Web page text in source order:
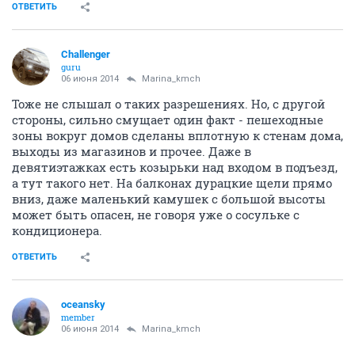
ОТВЕТИТЬ
Challenger
guru
06 июня 2014 Marina_kmch
Тоже не слышал о таких разрешениях. Но, с другой
стороны, сильно смущает один факт - пешеходные
зоны вокруг домов сделаны вплотную к стенам дома,
выходы из магазинов и прочее. Даже в
девятиэтажках есть козырьки над входом в подъезд,
а тут такого нет. На балконах дурацкие щели прямо
вниз, даже маленький камушек с большой высоты
может быть опасен, не говоря уже о сосульке с
кондиционера.
ОТВЕТИТЬ
oceansky
member
06 июня 2014 Marina_kmch